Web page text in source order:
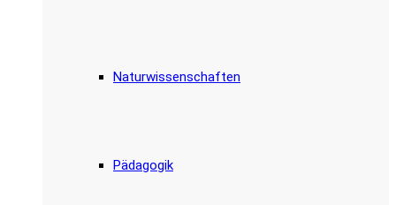
Naturwissenschaften
Pädagogik